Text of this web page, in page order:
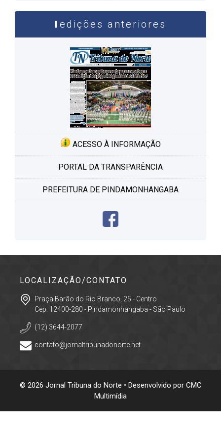
edições anteriores
ACESSO À INFORMAÇÃO
PORTAL DA TRANSPARÊNCIA
PREFEITURA DE PINDAMONHANGABA
LOCALIZAÇÃO/CONTATO
Praça Barão do Rio Branco, 25 - Centro
Cep: 12400-280 - Pindamonhangaba - São Paulo
(12) 3644-2077
contato@jornaltribunadonorte.net
© 2026 Jornal Tribuna do Norte • Desenvolvido por CMC
Multimídia